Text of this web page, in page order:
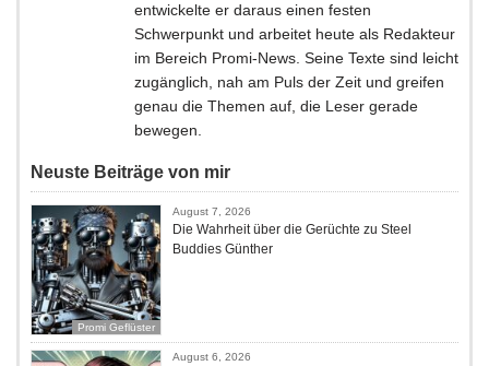
entwickelte er daraus einen festen
Schwerpunkt und arbeitet heute als Redakteur
im Bereich Promi-News. Seine Texte sind leicht
zugänglich, nah am Puls der Zeit und greifen
genau die Themen auf, die Leser gerade
bewegen.
Neuste Beiträge von mir
Promi Geflüster
August 7, 2026
Die Wahrheit über die Gerüchte zu Steel
Buddies Günther
August 6, 2026